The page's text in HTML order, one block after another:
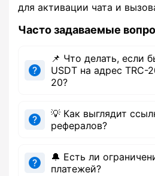
для активации чата и
Часто задаваемые
📌 Что делать, если
USDT на адрес TRC-
20?
💡 Как выглядит
рефералов?
🔔 Есть ли
платежей?